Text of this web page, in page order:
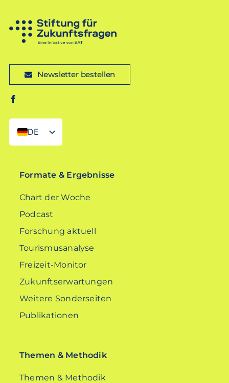
Newsletter bestellen
DE
EN
Formate & Ergebnisse
Chart der Woche
Podcast
Forschung aktuell
Tourismusanalyse
Freizeit-Monitor
Zukunftserwartungen
Weitere Sonderseiten
Publikationen
Themen & Methodik
Themen & Methodik